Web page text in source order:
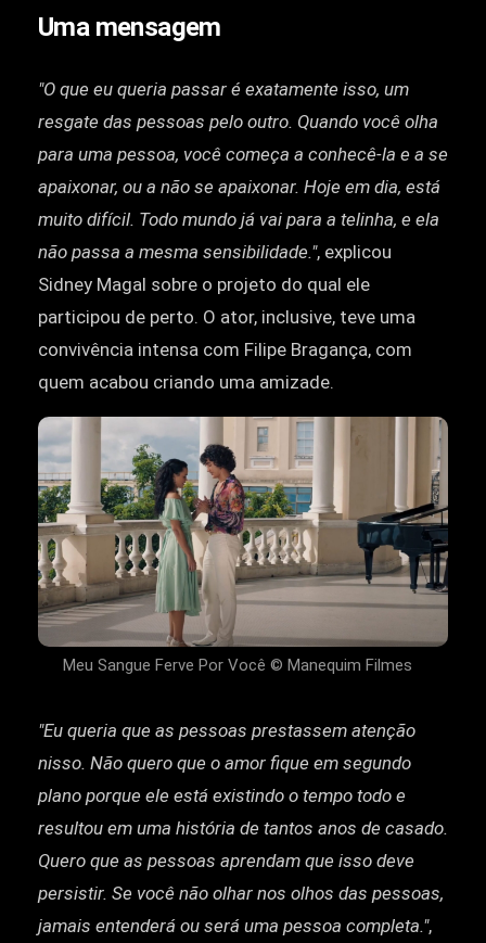
Uma mensagem
"O que eu queria passar é exatamente isso, um
resgate das pessoas pelo outro. Quando você olha
para uma pessoa, você começa a conhecê-la e a se
apaixonar, ou a não se apaixonar. Hoje em dia, está
muito difícil. Todo mundo já vai para a telinha, e ela
não passa a mesma sensibilidade.", explicou
Sidney Magal sobre o projeto do qual ele
participou de perto. O ator, inclusive, teve uma
convivência intensa com Filipe Bragança, com
quem acabou criando uma amizade.
Meu Sangue Ferve Por Você © Manequim Filmes
"Eu queria que as pessoas prestassem atenção
nisso. Não quero que o amor fique em segundo
plano porque ele está existindo o tempo todo e
resultou em uma história de tantos anos de casado.
Quero que as pessoas aprendam que isso deve
persistir. Se você não olhar nos olhos das pessoas,
jamais entenderá ou será uma pessoa completa.",